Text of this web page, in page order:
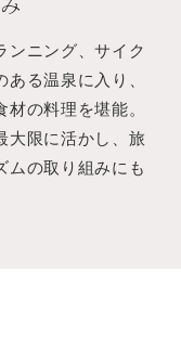
ンニング、サイク
る温泉に入り、
の料理を堪能。
大限に活かし、旅
ムの取り組みにも